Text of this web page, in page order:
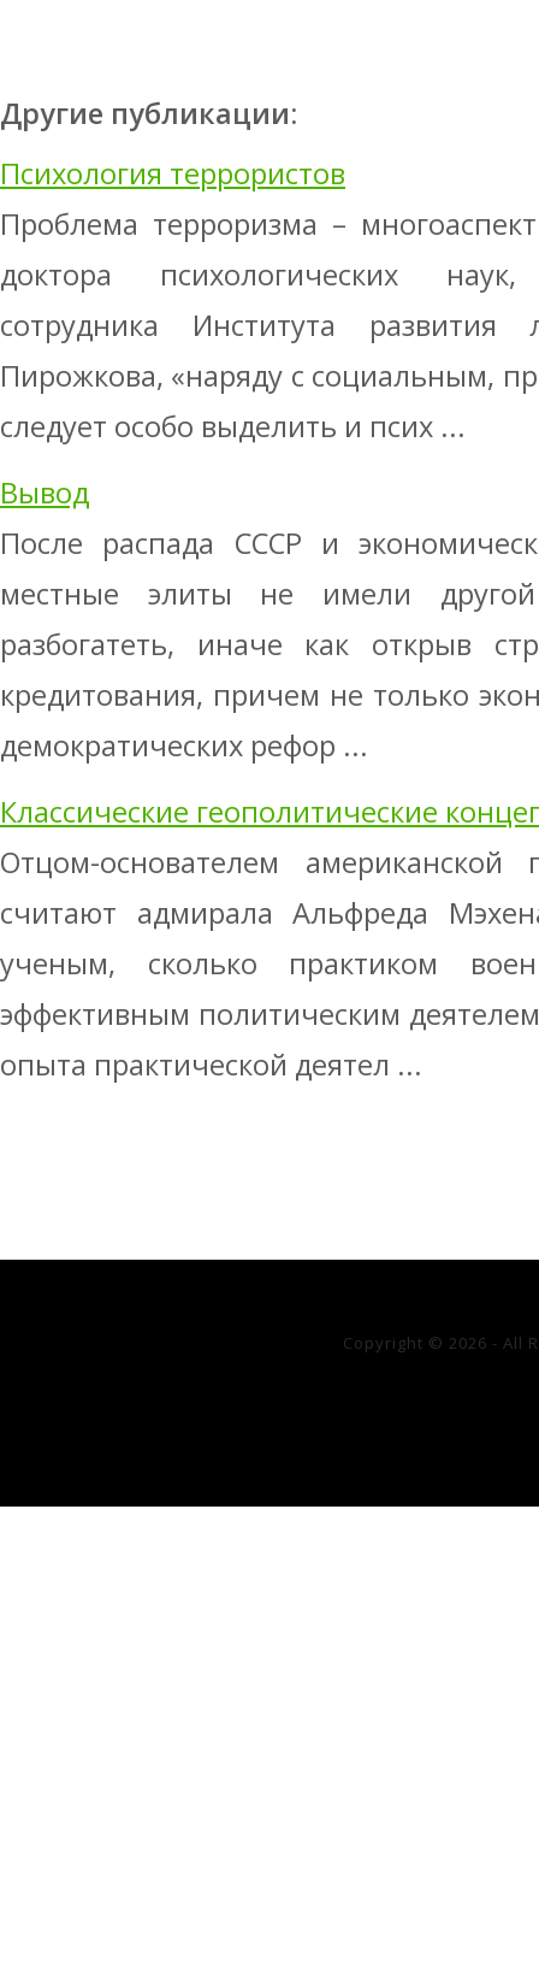
Другие публикации:
Психология террористов
Проблема терроризма –
доктора психологических
сотрудника Института
Пирожкова, «наряду с социальным,
следует особо выделить и псих ...
Вывод
После распада СССР и
местные элиты не имели
разбогатеть, иначе как от­крыв
кредитования, причем не только
де­мократических рефор ...
Классические геополитические
Отцом-основателем
считают адмирала Альфреда
ученым, сколько практиком
эффективным политическим
опыта практической деятел ...
Copyright © 2026 - All